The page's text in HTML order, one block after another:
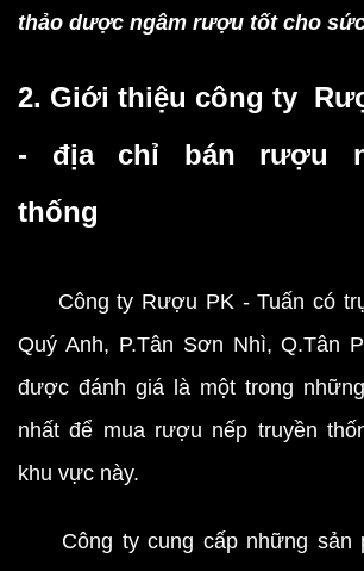
thảo dược ngâm rượu tốt cho
2. Giới thiệu công ty
- địa chỉ bán rượu
thống
Công ty Rượu PK - Tuấn có
Quý Anh, P.Tân Sơn Nhì, Q.Tân
được đánh giá là một trong
nhất để mua rượu nếp truyền
khu vực này.
Công ty cung cấp những sản